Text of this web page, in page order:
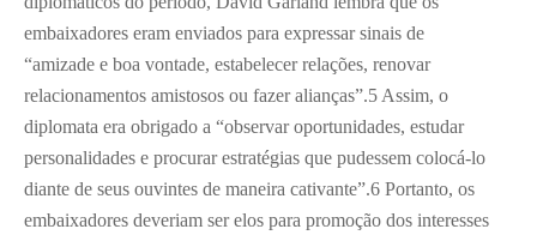
embaixadores eram enviados para expressar sinais de
“amizade e boa vontade, estabelecer relações, renovar
relacionamentos amistosos ou fazer alianças”.5 Assim, o
diplomata era obrigado a “observar oportunidades, estudar
personalidades e procurar estratégias que pudessem colocá-lo
diante de seus ouvintes de maneira cativante”.6 Portanto, os
embaixadores deveriam ser elos para promoção dos interesses